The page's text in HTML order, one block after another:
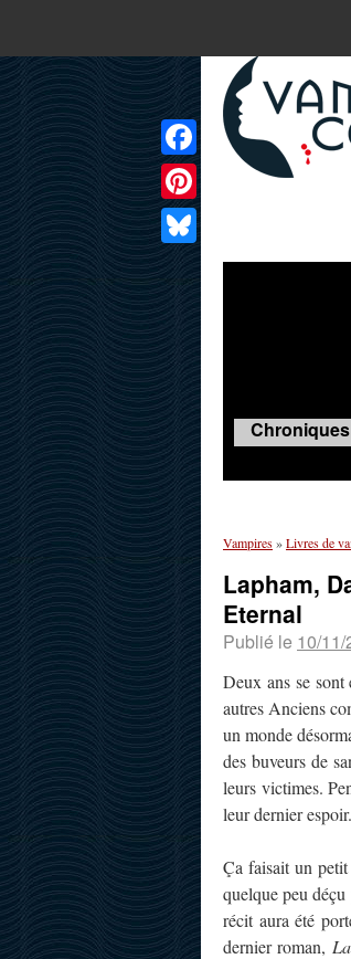
Vampires»Livres de
Lapham,
Eternal
Publié le 10/11/
Deux ans se sont
autres Anciens
un monde
des buveurs de
leurs victimes.
leur dernier espoir.
Ça faisait un petit
quelque peu
récit aura été
dernier roman,
Facebook
Pinterest
Bluesky